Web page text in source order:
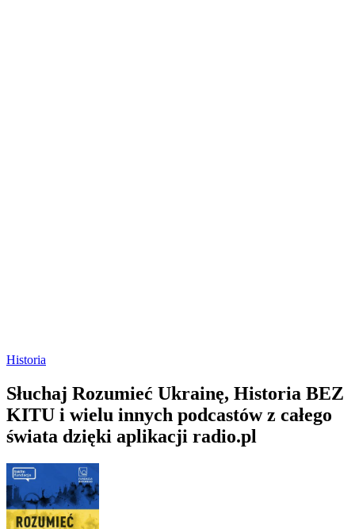
Historia
Słuchaj Rozumieć Ukrainę, Historia BEZ
KITU i wielu innych podcastów z całego
świata dzięki aplikacji radio.pl